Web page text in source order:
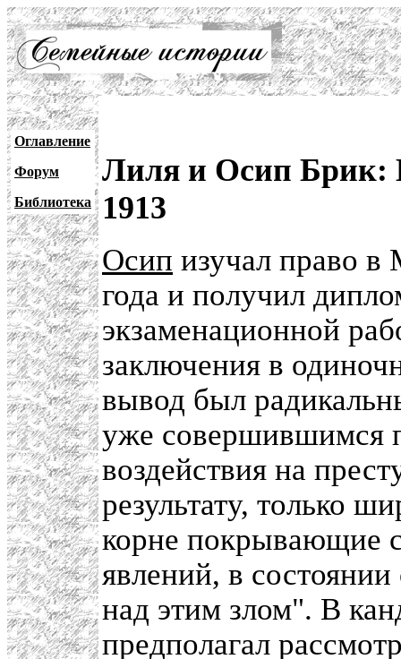
Оглавление
Форум
Библиотека
Лиля и Осип Брик:
1913
Осип изучал право в
года и получил
экзаменационной
заключения в
вывод был
уже совершившимся
воздействия на
результату, только
корне покрывающие
явлений, в
над этим злом". В
предполагал